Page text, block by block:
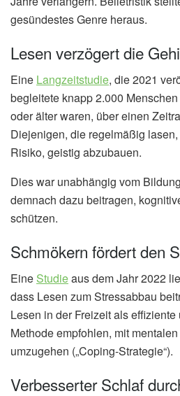
gesündestes Genre heraus.
Lesen verzögert die
Eine Langzeitstudie, die 2021
begleitete knapp 2.000
oder älter waren, über einen
Diejenigen, die regelmäßig
Risiko, geistig abzubauen.
Dies war unabhängig vom
demnach dazu beitragen,
schützen.
Schmökern fördert den
Eine Studieaus dem Jahr 2022
dass Lesen zum Stressabbau
Lesen in der Freizeit als
Methode empfohlen, mit
umzugehen („Coping-Strategie“).
Verbesserter Schlaf